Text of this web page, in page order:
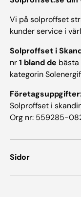
Vi på solproffset
kunder service i
Solproffset i
nr1 bland de bästa
kategorin
Solproffset i
Org nr: 559285-
Sidor